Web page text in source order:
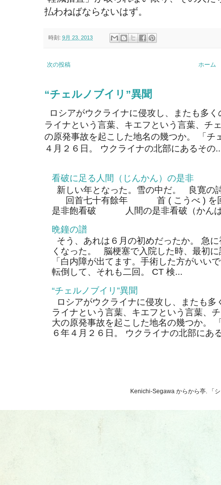
払わねばならないはず。
時刻: 9月 23, 2013
次の投稿 ホーム
“チェルノブイリ”異聞
ロシアがウクライナに侵攻し、またも多
ライナという言葉、キエフという言葉、チ
の原発事故を起こした地名の幾つか。 「チ
４月２６日。 ウクライナの北部にあるその
看破に足る人間（じんかん）の是非
新しい年となった。雪の中だ。 良寛の
回首七十有餘年 首 ( こうべ ) を回
是非飽看破 人間の是非看破（かん
晩鐘の譜
そう、あれは６月の初めだったか。 急
くなった。 脳梗塞で入院した時、最初
「白内障が出てます。手術した方がい
転倒して、それも二回。 CT 検...
“チェルノブイリ”異聞
ロシアがウクライナに侵攻し、またも
ライナという言葉、キエフという言葉、
大の原発事故を起こした地名の幾つか。
６年４月２６日。 ウクライナの北部にあ
Kenichi-Segawa からから亭. 「